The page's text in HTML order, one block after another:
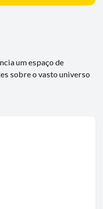
um espaço de
sobre o vasto universo